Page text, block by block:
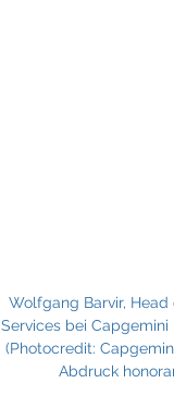
Wolfgang Barvir, Head
Services bei Capgemini
(Photocredit:
Abdruck